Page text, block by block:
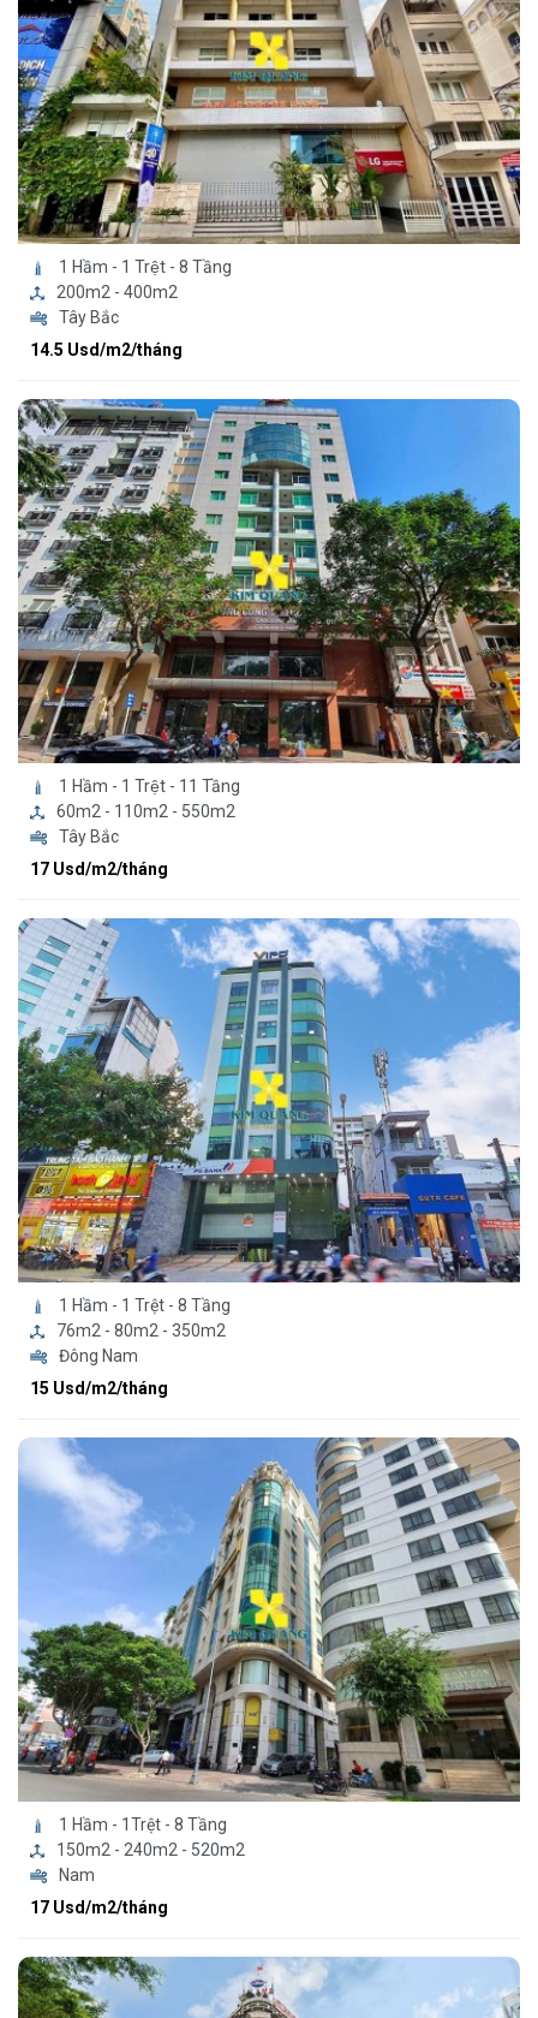
1 Hầm - 1 Trệt - 8 Tầng
200m2 - 400m2
Tây Bắc
14.5 Usd/m2/tháng
1 Hầm - 1 Trệt - 11 Tầng
60m2 - 110m2 - 550m2
Tây Bắc
17 Usd/m2/tháng
1 Hầm - 1 Trệt - 8 Tầng
76m2 - 80m2 - 350m2
Đông Nam
15 Usd/m2/tháng
1 Hầm - 1Trệt - 8 Tầng
150m2 - 240m2 - 520m2
Nam
17 Usd/m2/tháng